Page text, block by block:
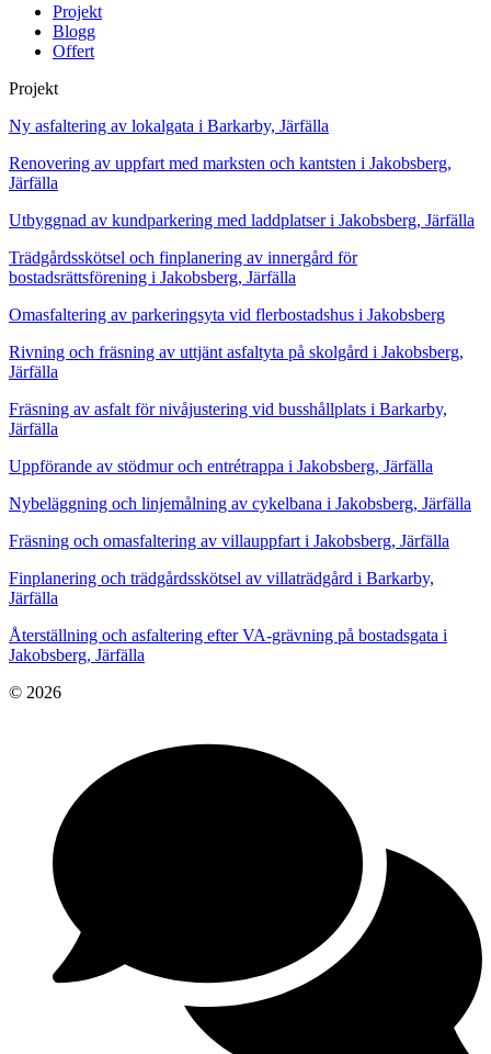
Projekt
Blogg
Offert
Projekt
Ny asfaltering av lokalgata i Barkarby, Järfälla
Renovering av uppfart med marksten och kantsten i Jakobsberg,
Järfälla
Utbyggnad av kundparkering med laddplatser i Jakobsberg, Järfälla
Trädgårdsskötsel och finplanering av innergård för
bostadsrättsförening i Jakobsberg, Järfälla
Omasfaltering av parkeringsyta vid flerbostadshus i Jakobsberg
Rivning och fräsning av uttjänt asfaltyta på skolgård i Jakobsberg,
Järfälla
Fräsning av asfalt för nivåjustering vid busshållplats i Barkarby,
Järfälla
Uppförande av stödmur och entrétrappa i Jakobsberg, Järfälla
Nybeläggning och linjemålning av cykelbana i Jakobsberg, Järfälla
Fräsning och omasfaltering av villauppfart i Jakobsberg, Järfälla
Finplanering och trädgårdsskötsel av villaträdgård i Barkarby,
Järfälla
Återställning och asfaltering efter VA-grävning på bostadsgata i
Jakobsberg, Järfälla
© 2026